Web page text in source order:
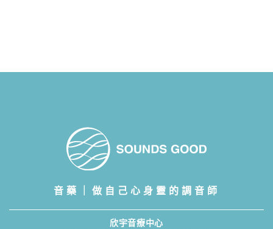
音藥｜做自己心身靈的調音師
欣宇音療中心